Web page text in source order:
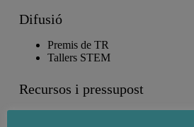
Difusió
Premis de TR
Tallers STEM
Recursos i pressupost